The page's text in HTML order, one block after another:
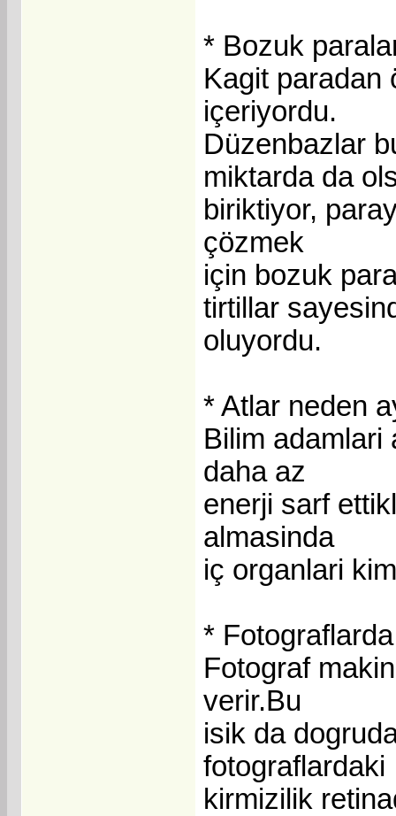
* Bozuk
Kagit paradan
içeriyordu.
Düzenbazlar
miktarda da
biriktiyor,
çözmek
için bozuk
tirtillar
oluyordu.
* Atlar neden
Bilim adamlari
daha az
enerji sarf
almasinda
iç organlari
*
Fotograf
verir.Bu
isik da
fotograflardaki
kirmizilik